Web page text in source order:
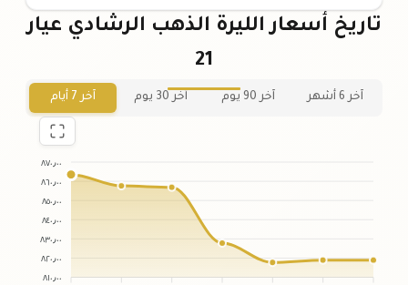
تاريخ أسعار الليرة الذهب الرشادي عيار
21
آخر 6 أشهر آخر 90 يوم آخر 30 يوم آخر 7 أيام
٨٧٠٫٠٠
٨٦٠٫٠٠
٨٥٠٫٠٠
٨٤٠٫٠٠
٨٣٠٫٠٠
٨٢٠٫٠٠
٨١٠٫٠٠